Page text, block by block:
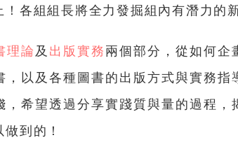
！各組組長將全力發掘組內有潛力的
理論 及 出版實務 兩個部分，從如何企
，以及各種圖書的出版方式與實務
，希望透過分享實踐質與量的過程，
到的！